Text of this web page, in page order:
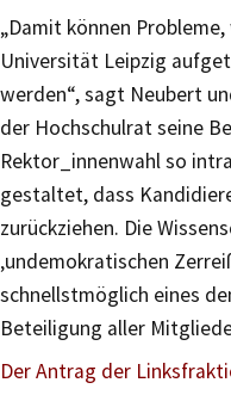
„Damit können
Universität Leipzig
werden“, sagt Neubert
der Hochschulrat seine
Rektor_innenwahl so
gestaltet, dass
zurückziehen. Die
‚undemokratischen
schnellstmöglich eines
Beteiligung aller
Der Antrag der